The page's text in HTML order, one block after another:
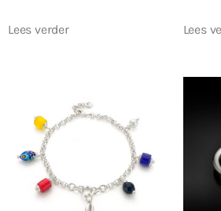
Lees verder Lees